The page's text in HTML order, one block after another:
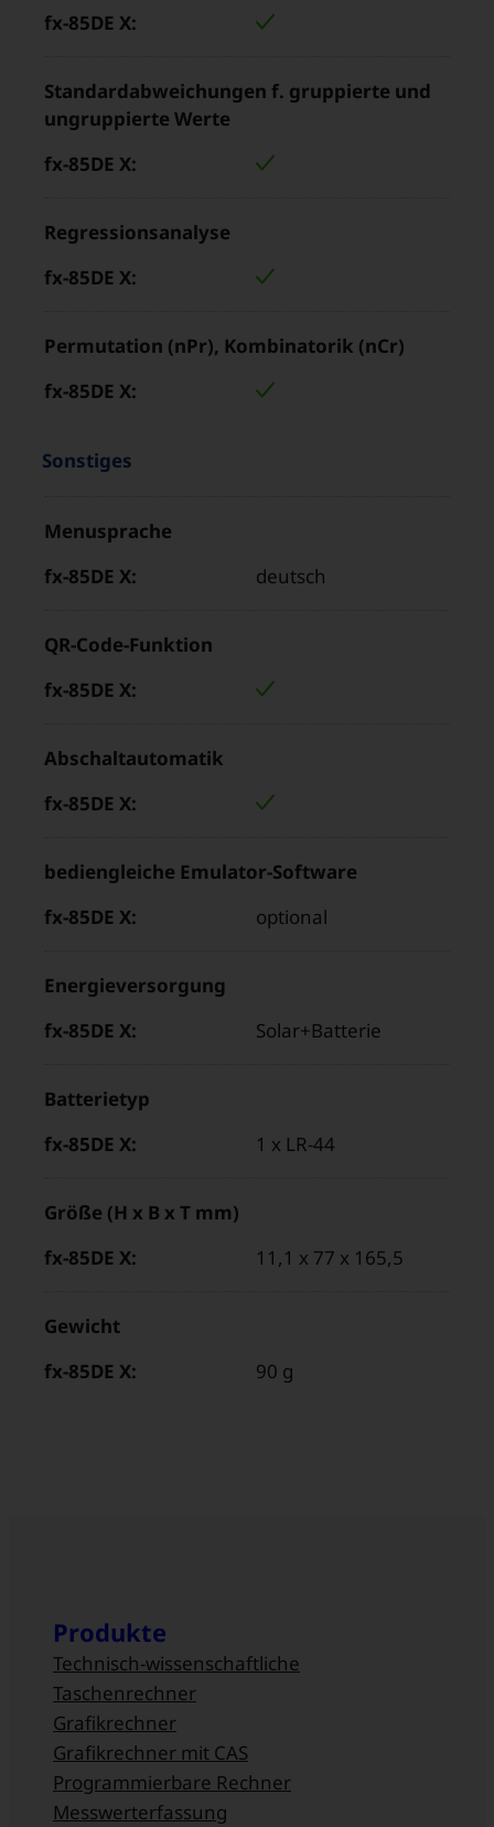
Standardabweichungen f. gruppierte und
ungruppierte Werte
Regressionsanalyse
Permutation (nPr), Kombinatorik (nCr)
Eigenschaften
im
Bereich
Sonstiges
Wert
für
X“
Menusprache
deutsch
QR-Code-Funktion
Abschaltautomatik
bediengleiche Emulator-Software
optional
Energieversorgung
Solar+Batterie
Batterietyp
1 x LR-44
Größe (H x B x T mm)
11,1 x 77 x 165,5
Gewicht
90 g
Produkte
Technisch-wissenschaftliche
Taschenrechner
Grafikrechner
Grafikrechner mit CAS
Programmierbare Rechner
Messwert­erfassung